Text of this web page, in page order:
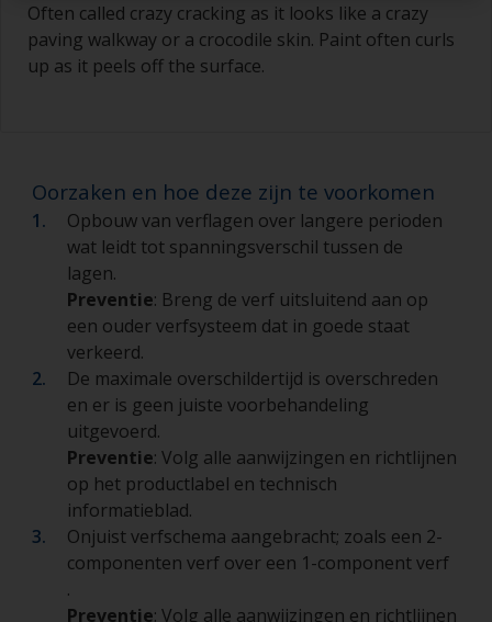
Often called crazy cracking as it looks like a crazy
paving walkway or a crocodile skin. Paint often curls
up as it peels off the surface.
Oorzaken en hoe deze zijn te voorkomen
Opbouw van verflagen over langere perioden
wat leidt tot spanningsverschil tussen de
lagen.
Preventie: Breng de verf uitsluitend aan op
een ouder verfsysteem dat in goede staat
verkeerd.
De maximale overschildertijd is overschreden
en er is geen juiste voorbehandeling
uitgevoerd.
Preventie: Volg alle aanwijzingen en richtlijnen
op het productlabel en technisch
informatieblad.
Onjuist verfschema aangebracht; zoals een 2-
componenten verf over een 1-component verf
.
Preventie: Volg alle aanwijzingen en richtlijnen